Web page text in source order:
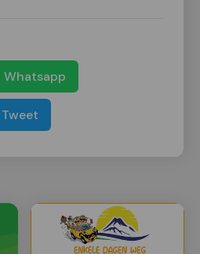
Whatsapp
Tweet